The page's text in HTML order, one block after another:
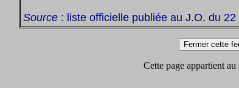
Source : liste officielle publiée au J.O. du
Cette page appartient au